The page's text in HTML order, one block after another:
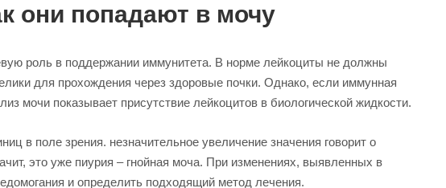
они попадают в мочу
роль в поддержании иммунитета. В норме лейкоциты не должны
для прохождения через здоровые почки. Однако, если иммунная
мочи показывает присутствие лейкоцитов в биологической жидкости.
в поле зрения. незначительное увеличение значения говорит о
это уже пиурия – гнойная моча. При изменениях, выявленных в
и определить подходящий метод лечения.